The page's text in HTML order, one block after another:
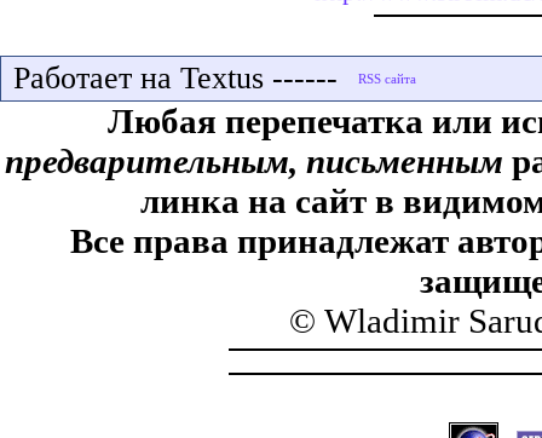
Работает на Textus ------
Любая перепечатка или
предварительным, письменным
линка на сайт в
Все права принадлежат
© Wladimir